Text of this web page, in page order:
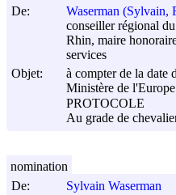
De:
Waserman (Sylvain,
conseiller régional
Rhin, maire
services
Objet:
à compter de la date
Ministère de
PROTOCOLE
Au grade de
De:
Sylvain Waserman
nomination